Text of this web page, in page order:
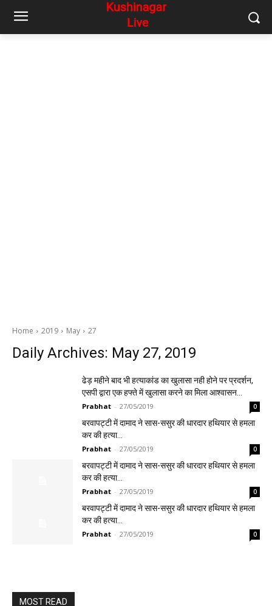
Home 2019 May 27
Daily Archives: May 27, 2019
ढेड़ महीने बाद भी हत्याकांड का खुलासा नही होने पर प्रदर्शन,
एसपी द्वारा एक हफ्ते में खुलासा करने का मिला आश्वासन…
Prabhat - 27/05/2019 0
बरवापट्टी में दामाद ने सास-ससुर की धारदार हथियार से हमला
कर की हत्या…
Prabhat - 27/05/2019 0
बरवापट्टी में दामाद ने सास-ससुर की धारदार हथियार से हमला
कर की हत्या…
Prabhat - 27/05/2019 0
बरवापट्टी में दामाद ने सास-ससुर की धारदार हथियार से हमला
कर की हत्या…
Prabhat - 27/05/2019 0
MOST READ